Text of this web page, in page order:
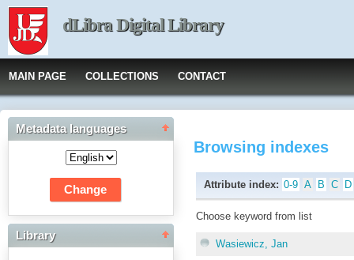
dLibra Digital Library
MAIN PAGE COLLECTIONS CONTACT
Metadata languages
Library
Browsing indexes
Attribute index: 0-9 A B C D
Choose keyword from list
Wasiewicz, Jan